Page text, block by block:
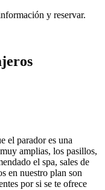
y reservar.
el parador es una
amplias, los pasillos,
el spa, sales de
en nuestro plan son
por si se te ofrece